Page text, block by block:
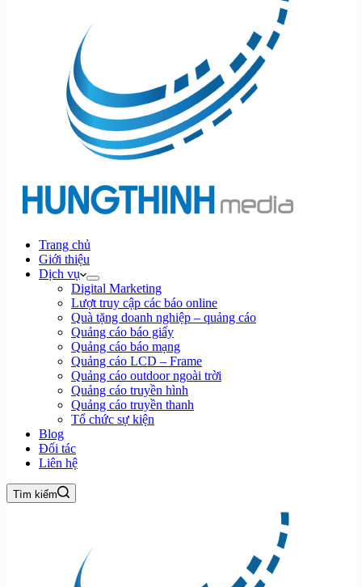
Trang chủ
Giới thiệu
Dịch vụ
Digital Marketing
Lượt truy cập các báo online
Quà tặng doanh nghiệp – quảng cáo
Quảng cáo báo giấy
Quảng cáo báo mạng
Quảng cáo LCD – Frame
Quảng cáo outdoor ngoài trời
Quảng cáo truyền hình
Quảng cáo truyền thanh
Tổ chức sự kiện
Blog
Đối tác
Liên hệ
Tìm kiếm